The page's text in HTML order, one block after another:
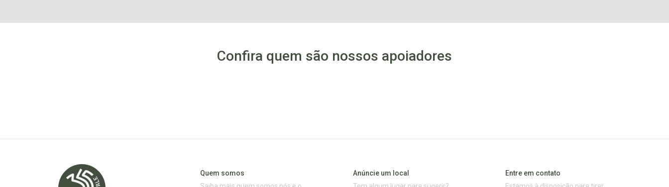
Confira quem são nossos apoiadores
Quem somos
Anúncie um local
Entre em contato